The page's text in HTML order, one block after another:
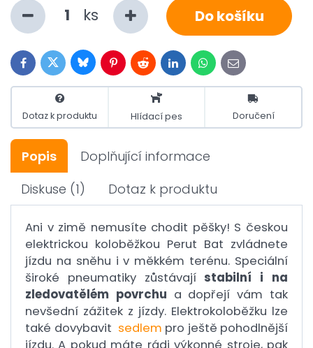
ks Do košíku
FacebookTwitterBlueskyPinterestRedditLinkedInWhatsApp
E-
mail
Dotaz k produktu Hlídací pes Doručení
Popis
Doplňující informace
Diskuse (1) Dotaz k produktu
Ani v zimě nemusíte chodit pěšky! S českou
elektrickou koloběžkou Perut Bat zvládnete
jízdu na sněhu i v měkkém terénu. Speciální
široké pneumatiky zůstávajístabilní i na
zledovatělém povrchu a dopřejí vám tak
nevšední zážitek z jízdy. Elektrokoloběžku lze
také dovybavit sedlem pro ještě pohodlnější